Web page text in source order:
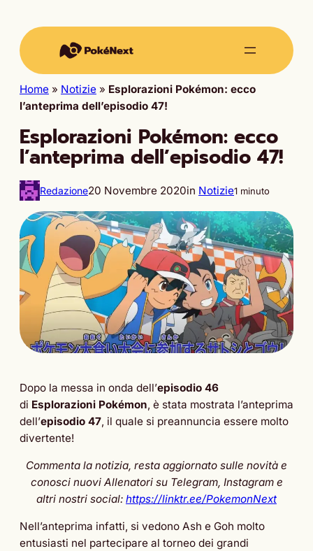
Home » Notizie » Esplorazioni Pokémon: ecco
l’anteprima dell’episodio 47!
Esplorazioni Pokémon: ecco
l’anteprima dell’episodio 47!
Redazione20 Novembre 2020in Notizie1 minuto
Dopo la messa in onda dell’episodio 46
di Esplorazioni Pokémon, è stata mostrata l’anteprima
dell’episodio 47, il quale si preannuncia essere molto
divertente!
Commenta la notizia, resta aggiornato sulle novità e
conosci nuovi Allenatori su Telegram, Instagram e
altri nostri social: https://linktr.ee/PokemonNext
Nell’anteprima infatti, si vedono Ash e Goh molto
entusiasti nel partecipare al torneo dei grandi